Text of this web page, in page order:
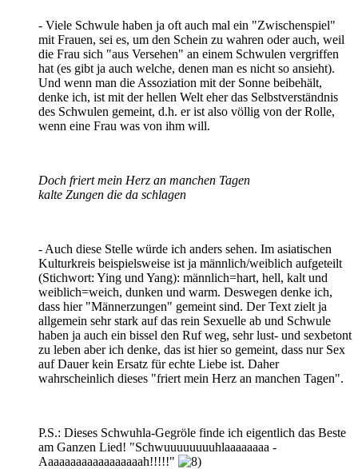
- Viele Schwule haben ja oft auch mal ein "Zwischenspiel"
mit Frauen, sei es, um den Schein zu wahren oder auch, weil
die Frau sich "aus Versehen" an einem Schwulen vergriffen
hat (es gibt ja auch welche, denen man es nicht so ansieht).
Und wenn man die Assoziation mit der Sonne beibehält,
denke ich, ist mit der hellen Welt eher das Selbstverständnis
des Schwulen gemeint, d.h. er ist also völlig von der Rolle,
wenn eine Frau was von ihm will.
Doch friert mein Herz an manchen Tagen
kalte Zungen die da schlagen
- Auch diese Stelle würde ich anders sehen. Im asiatischen
Kulturkreis beispielsweise ist ja männlich/weiblich aufgeteilt
(Stichwort: Ying und Yang): männlich=hart, hell, kalt und
weiblich=weich, dunken und warm. Deswegen denke ich,
dass hier "Männerzungen" gemeint sind. Der Text zielt ja
allgemein sehr stark auf das rein Sexuelle ab und Schwule
haben ja auch ein bissel den Ruf weg, sehr lust- und sexbetont
zu leben aber ich denke, das ist hier so gemeint, dass nur Sex
auf Dauer kein Ersatz für echte Liebe ist. Daher
wahrscheinlich dieses "friert mein Herz an manchen Tagen".
P.S.: Dieses Schwuhla-Gegröle finde ich eigentlich das Beste
am Ganzen Lied! "Schwuuuuuuuuhlaaaaaaaa -
Aaaaaaaaaaaaaaaaaah!!!!!"